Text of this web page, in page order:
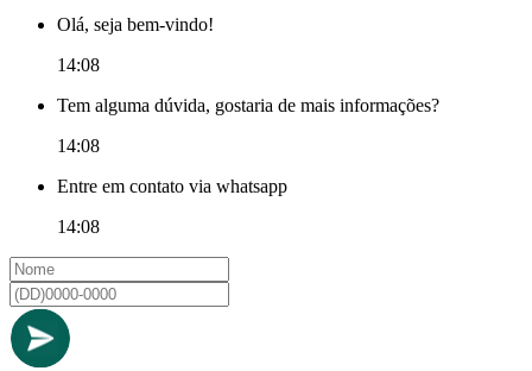
Olá, seja bem-vindo!
14:08
Tem alguma dúvida, gostaria de mais informações?
14:08
Entre em contato via whatsapp
14:08